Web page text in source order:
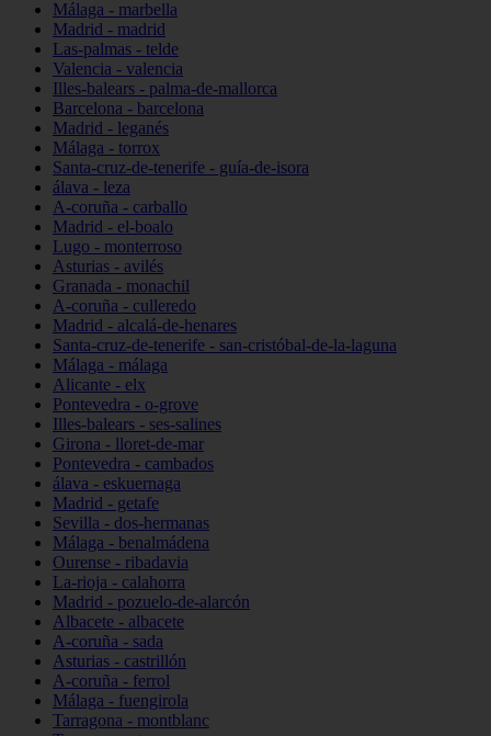
Málaga - marbella
Madrid - madrid
Las-palmas - telde
Valencia - valencia
Illes-balears - palma-de-mallorca
Barcelona - barcelona
Madrid - leganés
Málaga - torrox
Santa-cruz-de-tenerife - guía-de-isora
álava - leza
A-coruña - carballo
Madrid - el-boalo
Lugo - monterroso
Asturias - avilés
Granada - monachil
A-coruña - culleredo
Madrid - alcalá-de-henares
Santa-cruz-de-tenerife - san-cristóbal-de-la-laguna
Málaga - málaga
Alicante - elx
Pontevedra - o-grove
Illes-balears - ses-salines
Girona - lloret-de-mar
Pontevedra - cambados
álava - eskuernaga
Madrid - getafe
Sevilla - dos-hermanas
Málaga - benalmádena
Ourense - ribadavia
La-rioja - calahorra
Madrid - pozuelo-de-alarcón
Albacete - albacete
A-coruña - sada
Asturias - castrillón
A-coruña - ferrol
Málaga - fuengirola
Tarragona - montblanc